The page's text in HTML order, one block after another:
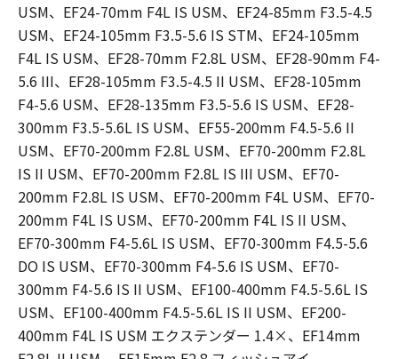
USM、EF24-70mm F4L IS USM、EF24-85mm F3.5-4.5
USM、EF24-105mm F3.5-5.6 IS STM、EF24-105mm
F4L IS USM、EF28-70mm F2.8L USM、EF28-90mm F4-
5.6 III、EF28-105mm F3.5-4.5 II USM、EF28-105mm
F4-5.6 USM、EF28-135mm F3.5-5.6 IS USM、EF28-
300mm F3.5-5.6L IS USM、EF55-200mm F4.5-5.6 II
USM、EF70-200mm F2.8L USM、EF70-200mm F2.8L
IS II USM、EF70-200mm F2.8L IS III USM、EF70-
200mm F2.8L IS USM、EF70-200mm F4L USM、EF70-
200mm F4L IS USM、EF70-200mm F4L IS II USM、
EF70-300mm F4-5.6L IS USM、EF70-300mm F4.5-5.6
DO IS USM、EF70-300mm F4-5.6 IS USM、EF70-
300mm F4-5.6 IS II USM、EF100-400mm F4.5-5.6L IS
USM、EF100-400mm F4.5-5.6L IS II USM、EF200-
400mm F4L IS USM エクステンダー 1.4×、EF14mm